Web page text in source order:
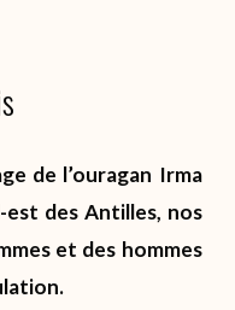
de l’ouragan Irma
des Antilles, nos
et des hommes